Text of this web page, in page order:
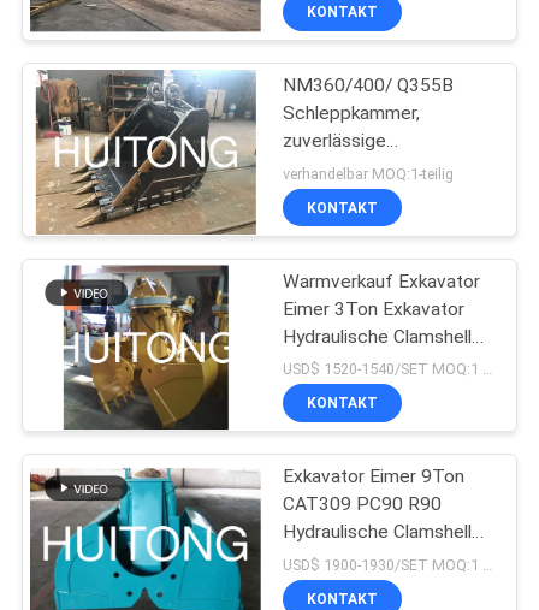
WERKSBESICHTIGUNG
QUALITÄTSKONTROLLE
NEUIGKEITEN
BITTE UM
EIN
ANGEBOT
SEITENVERZEICHNIS
DATENSCHUTZ-
BESTIMMUNGEN
KONTAKT
NM360/400/ Q355B
Schleppkammer,
zuverlässige
Schleppkammerbehälter
verhandelbar MOQ:1-teilig
KONTAKT
Warmverkauf Exkavator
Eimer 3Ton Exkavator
Hydraulische Clamshell
Eimer kundenspezifische
Kapazität mit Fabrik
Direktverkauf Preis
USD$ 1520-1540/SET MOQ:1 Satz
KONTAKT
Exkavator Eimer 9Ton
CAT309 PC90 R90
Hydraulische Clamshell
Eimer mit individueller
Kapazität
USD$ 1900-1930/SET MOQ:1 Satz
KONTAKT